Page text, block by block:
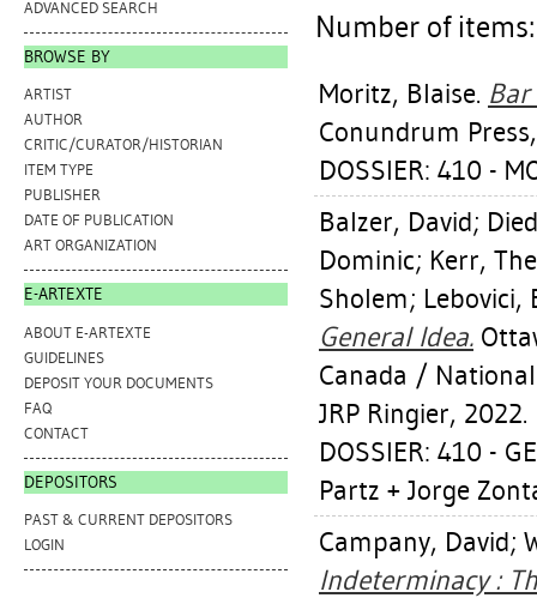
ADVANCED SEARCH
BROWSE BY
ARTIST
AUTHOR
CRITIC/CURATOR/HISTORIAN
ITEM TYPE
PUBLISHER
DATE OF PUBLICATION
ART ORGANIZATION
E-ARTEXTE
ABOUT E-ARTEXTE
GUIDELINES
DEPOSIT YOUR DOCUMENTS
FAQ
CONTACT
DEPOSITORS
PAST & CURRENT DEPOSITORS
LOGIN
Number of
Moritz, Blaise. Bar
Conundrum
DOSSIER: 410 -
Balzer, David;
Dominic; Kerr,
Sholem; Lebovici,
General Idea.
Canada /
JRP Ringier, 2022.
DOSSIER: 410 -
Partz + Jorge
Campany, David;
Indeterminacy :